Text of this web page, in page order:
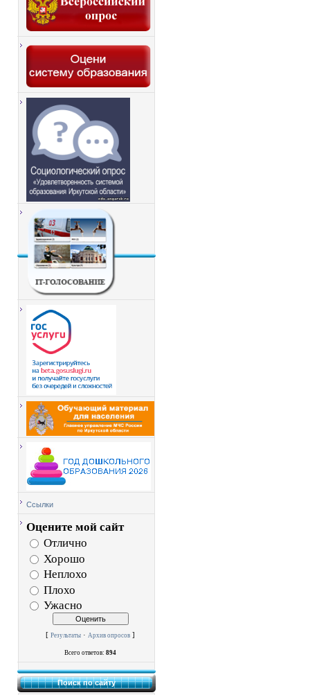
Ссылки
Оцените мой сайт
Отлично
Хорошо
Неплохо
Плохо
Ужасно
[ Результаты · Архив опросов ]
Всего ответов: 894
Поиск по сайту